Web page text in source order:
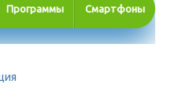
Программы Смартфоны